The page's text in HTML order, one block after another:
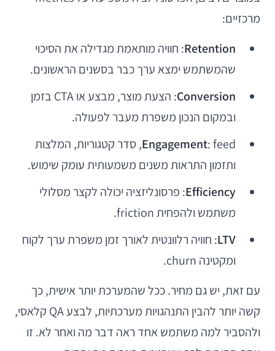
מרכזיים:
Retention: חוויה מותאמת מגדילה את הסיכוי
שהמשתמש ימצא ערך כבר בסשנים הראשונים.
Conversion
: הצעת מוצר, מבצע או CTA בזמן
ובמקום הנכון משפרת מעבר לפעולה.
Engagement: feed, סדר קטגוריות, המלצות
ותזמון התראות משנים משמעותית עומק שימוש.
Efficiency: פרסונליזציה יכולה לקצר מסלולי
משתמש ולהפחית friction.
LTV: חוויה רלוונטית לאורך זמן משפרת ערך לקוח
ומקטינה churn.
עם זאת, יש גם מחיר. ככל שהמערכת יותר אישית, כך
קשה יותר להבין התנהגויות מערכתיות, לבצע QA קלאסי,
ולהסביר למה משתמש אחד ראה דבר מה ואחר לא. זו